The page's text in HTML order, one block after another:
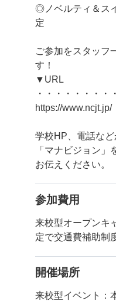
◎ノベルティ＆ス
定
ご参加をスタッフ
す！
▼URL
・・・・・・・
https://www.ncjt.jp/
学校HP、電話など
「マナビジョン」
お伝えください。
参加費用
来校型オープンキ
定で交通費補助制
開催場所
来校型イベント：